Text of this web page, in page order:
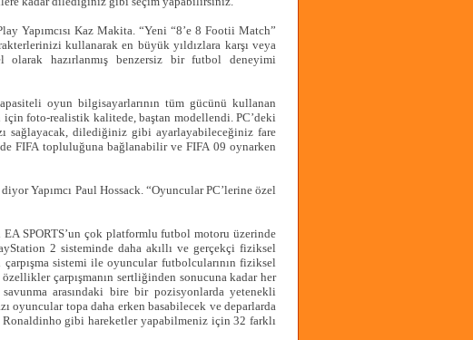
Yapımcısı Kaz Makita. “Yeni “8’e 8 Footii Match”
kullanarak en büyük yıldızlara karşı veya
hazırlanmış benzersiz bir futbol deneyimi
oyun bilgisayarlarının tüm gücünü kullanan
foto-realistik kalitede, baştan modellendi. PC’deki
sağlayacak, dilediğiniz gibi ayarlayabileceğiniz fare
FIFA topluluğuna bağlanabilir ve FIFA 09 oynarken
Yapımcı Paul Hossack. “Oyuncular PC’lerine özel
SPORTS’un çok platformlu futbol motoru üzerinde
2 sisteminde daha akıllı ve gerçekçi fiziksel
sistemi ile oyuncular futbolcularının fiziksel
çarpışmanın sertliğinden sonucuna kadar her
arasındaki bire bir pozisyonlarda yetenekli
oyuncular topa daha erken basabilecek ve deparlarda
gibi hareketler yapabilmeniz için 32 farklı